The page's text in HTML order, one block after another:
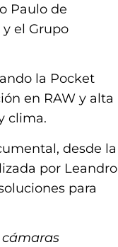
Paulo de
el Grupo
la Pocket
en RAW y alta
clima.
desde la
por Leandro
para
cámaras